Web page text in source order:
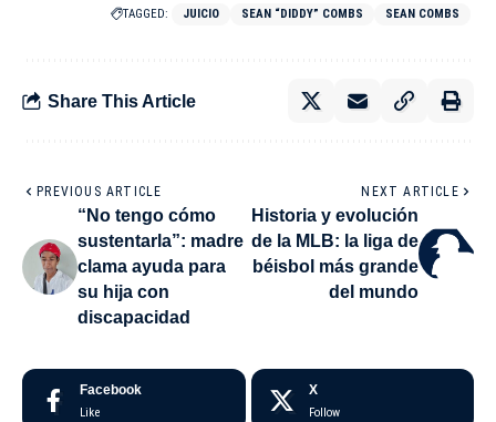
TAGGED: JUICIO SEAN “DIDDY” COMBS SEAN COMBS
Share This Article
PREVIOUS ARTICLE
“No tengo cómo
sustentarla”: madre
clama ayuda para
su hija con
discapacidad
NEXT ARTICLE
Historia y evolución
de la MLB: la liga de
béisbol más grande
del mundo
Facebook
Like
X
Follow